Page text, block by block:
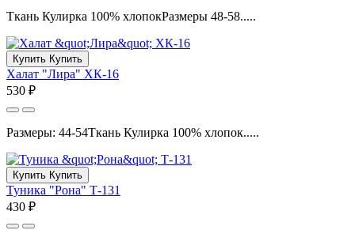
Ткань Кулирка 100% хлопокРазмеры 48-58.....
Купить Купить
Халат "Лира" ХК-16
530 ₽
Размеры: 44-54Ткань Кулирка 100% хлопок.....
Купить Купить
Туника "Рона" Т-131
430 ₽